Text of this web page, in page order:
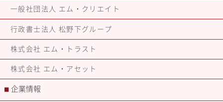
一般社団法人 エム・クリエイト
行政書士法人 松野下グループ
株式会社 エム・トラスト
株式会社 エム・アセット
■ 企業情報